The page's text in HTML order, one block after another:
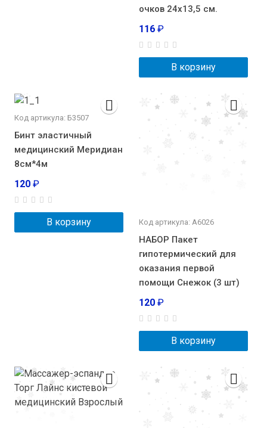
очков 24х13,5 см.
116 ₽
В корзину
Код артикула: Б3507
Бинт эластичный
медицинский Меридиан
8см*4м
120 ₽
В корзину Код артикула: А6026
НАБОР Пакет
гипотермический для
оказания первой
помощи Снежок (3 шт)
120 ₽
В корзину